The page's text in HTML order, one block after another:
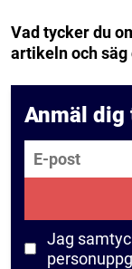
Vad tycker du
artikeln och säg
Anmäl
E-post
Jag